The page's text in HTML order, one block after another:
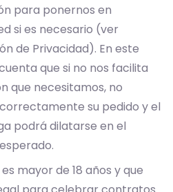
para ponernos en
si es necesario (ver
de Privacidad). En este
que si no nos facilita
que necesitamos, no
su pedido y el
podrá dilatarse en el
mayor de 18 años y que